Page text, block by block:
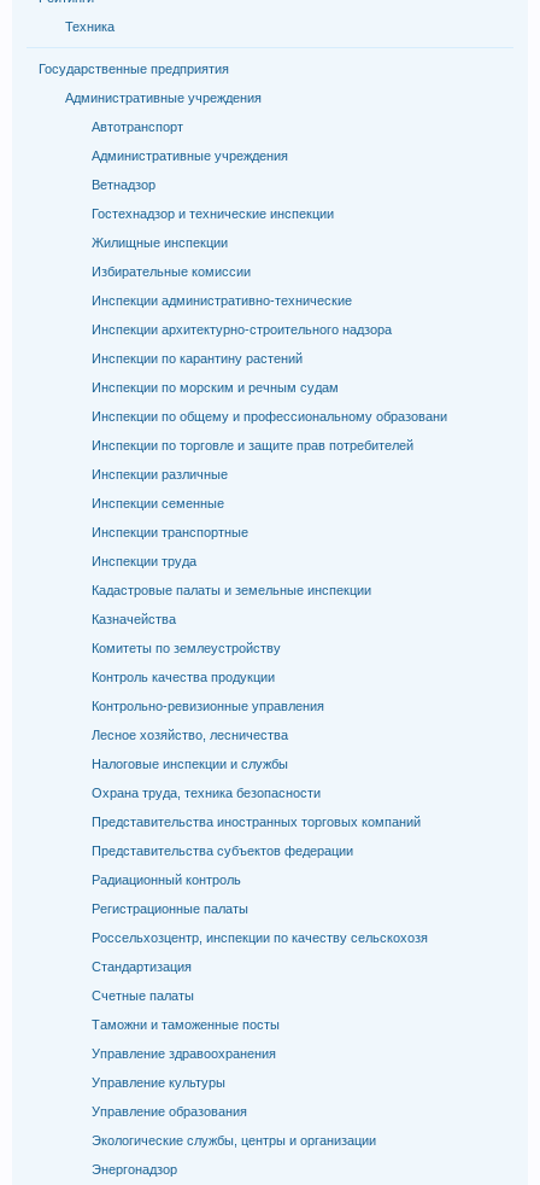
Техника
Государственные предприятия
Административные учреждения
Автотранспорт
Административные учреждения
Ветнадзор
Гостехнадзор и технические инспекции
Жилищные инспекции
Избирательные комиссии
Инспекции административно-технические
Инспекции архитектурно-строительного надзора
Инспекции по карантину растений
Инспекции по морским и речным судам
Инспекции по общему и профессиональному образовани
Инспекции по торговле и защите прав потребителей
Инспекции различные
Инспекции семенные
Инспекции транспортные
Инспекции труда
Кадастровые палаты и земельные инспекции
Казначейства
Комитеты по землеустройству
Контроль качества продукции
Контрольно-ревизионные управления
Лесное хозяйство, лесничества
Налоговые инспекции и службы
Охрана труда, техника безопасности
Представительства иностранных торговых компаний
Представительства субъектов федерации
Радиационный контроль
Регистрационные палаты
Россельхозцентр, инспекции по качеству сельскохозя
Стандартизация
Счетные палаты
Таможни и таможенные посты
Управление здравоохранения
Управление культуры
Управление образования
Экологические службы, центры и организации
Энергонадзор